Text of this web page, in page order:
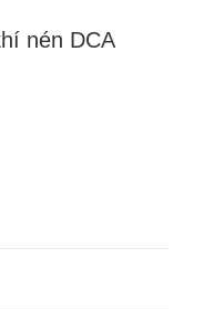
nén DCA